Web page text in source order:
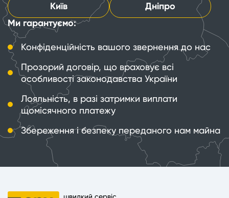
Київ
Дніпро
Ми гарантуємо:
Конфіденційність вашого звернення до нас
Прозорий договір, що враховує всі
особливості законодавства України
Лояльність, в разі затримки виплати
щомісячного платежу
Збереження і безпеку переданого нам майна